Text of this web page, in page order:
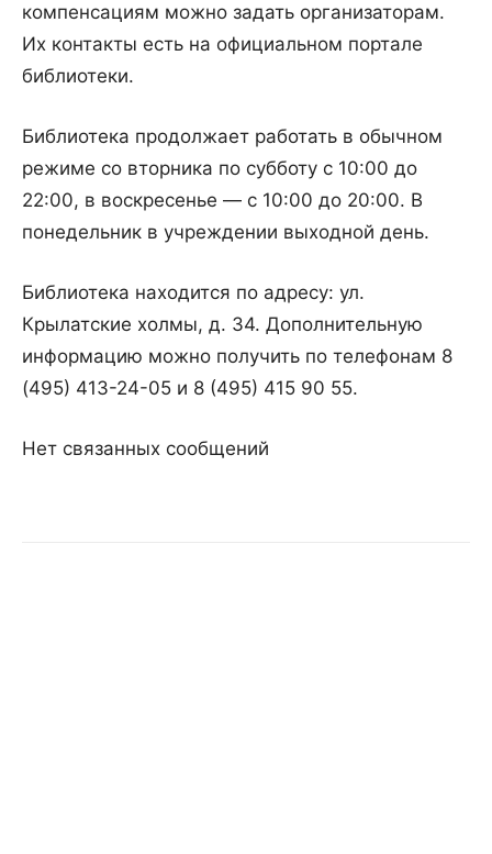
компенсациям можно задать организаторам.
Их контакты есть на официальном портале
библиотеки.
Библиотека продолжает работать в обычном
режиме со вторника по субботу с 10:00 до
22:00, в воскресенье — с 10:00 до 20:00. В
понедельник в учреждении выходной день.
Библиотека находится по адресу: ул.
Крылатские холмы, д. 34. Дополнительную
информацию можно получить по телефонам 8
(495) 413-24-05 и 8 (495) 415 90 55.
Нет связанных сообщений